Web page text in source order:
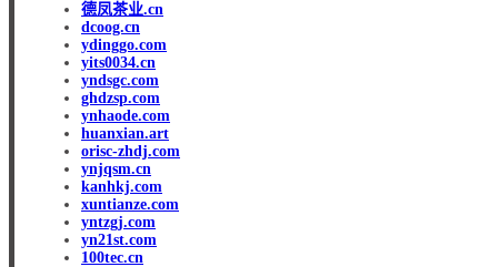
德凤茶业.cn
dcoog.cn
ydinggo.com
yits0034.cn
yndsgc.com
ghdzsp.com
ynhaode.com
huanxian.art
orisc-zhdj.com
ynjqsm.cn
kanhkj.com
xuntianze.com
yntzgj.com
yn21st.com
100tec.cn